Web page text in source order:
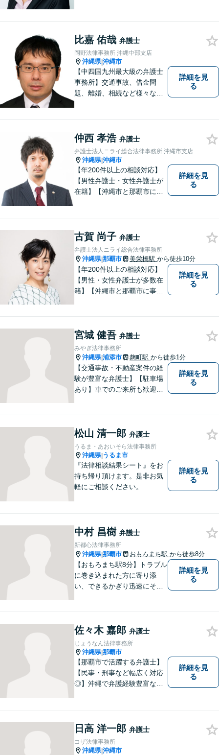
比嘉 佑哉 弁護士
岡野法律事務所 沖縄中部支店
沖縄県|沖縄市
【中四国九州最大級の弁護士
事務所】交通事故、借金問
題、離婚、相続など様々な問
い！
詳細を見
る
仲西 孝浩 弁護士
弁護士法人ニライ総合法律事務所 沖縄市支店
沖縄県|沖縄市
【年200件以上の相談対応】
【男性弁護士・女性弁護士が
在籍】【沖縄市と那覇市に事
す。「沖縄ならではの習慣」
を熟知した弁護士が多数在
籍。
詳細を見
る
古賀 尚子 弁護士
弁護士法人ニライ総合法律事務所
沖縄県|那覇市 美栄橋駅 から徒歩10分
【年200件以上の相談対応】
【男性・女性弁護士が多数在
籍】【沖縄市と那覇市に事務
らではの習慣」を熟知した弁
護士が多数在籍。
詳細を見
る
宮城 健吾 弁護士
みやぎ法律事務所
沖縄県|浦添市 麹町駅 から徒歩1分
【交通事故・不動産案件の経
験が豊富な弁護士】【駐車場
あり】車でのご来所も歓迎し
た提案をしていきたいと思っ
ています。【完全個室で相談
可】
詳細を見
る
松山 清一郎 弁護士
うるま・あおいそら法律事務所
沖縄県|うるま市
『法律相談結果シート』をお
持ち帰り頂けます。是非お気
軽にご相談ください。
詳細を見
る
中村 昌樹 弁護士
新都心法律事務所
沖縄県|那覇市 おもろまち駅 から徒歩8分
【おもろまち駅8分】トラブル
に巻き込まれた方に寄り添
い、できるかぎり迅速にそし
婚、借金、相続、交通事故
等、生活上のトラブルがござ
いましたら、お気軽にご相談
下さい。
詳細を見
る
佐々木 嘉郎 弁護士
じょうなん法律事務所
沖縄県|那覇市
【那覇市で活躍する弁護士】
【民事・刑事など幅広く対応
◎】沖縄で弁護経験豊富な弁
尽力します！皆様のご希望を
丁寧にお聞きします。【牧志
駅・安里駅から徒歩圏】
詳細を見
る
日高 洋一郎 弁護士
コザ法律事務所
沖縄県|沖縄市